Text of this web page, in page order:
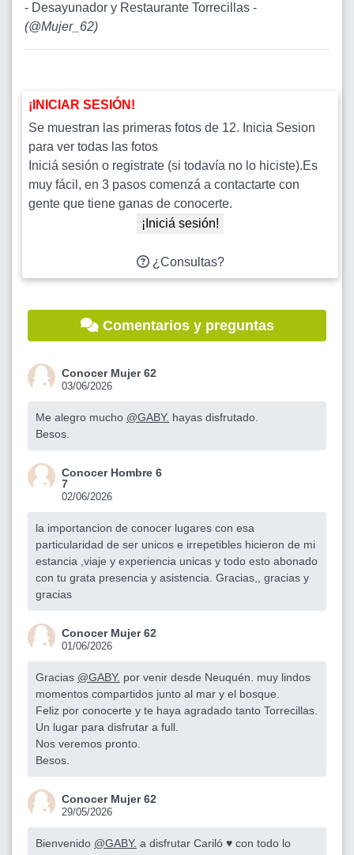
- Desayunador y Restaurante Torrecillas -
(@Mujer_62)
¡INICIAR SESIÓN!
Se muestran las primeras fotos de 12. Inicia Sesion
para ver todas las fotos
Iniciá sesión o registrate (si todavía no lo hiciste).Es
muy fácil, en 3 pasos comenzá a contactarte con
gente que tiene ganas de conocerte.
¡Iniciá sesión!
¿Consultas?
Comentarios y preguntas
Conocer Mujer 62
03/06/2026
Me alegro mucho @GABY. hayas disfrutado.
Besos.
Conocer Hombre 6
7
02/06/2026
la importancion de conocer lugares con esa
particularidad de ser unicos e irrepetibles hicieron de mi
estancia ,viaje y experiencia unicas y todo esto abonado
con tu grata presencia y asistencia. Gracias,, gracias y
gracias
Conocer Mujer 62
01/06/2026
Gracias @GABY. por venir desde Neuquén. muy lindos
momentos compartidos junto al mar y el bosque.
Feliz por conocerte y te haya agradado tanto Torrecillas.
Un lugar para disfrutar a full.
Nos veremos pronto.
Besos.
Conocer Mujer 62
29/05/2026
Bienvenido @GABY. a disfrutar Cariló ♥️ con todo lo